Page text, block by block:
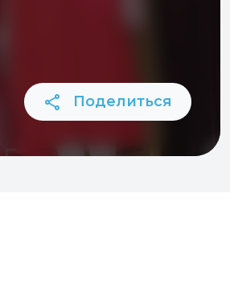
Поделиться